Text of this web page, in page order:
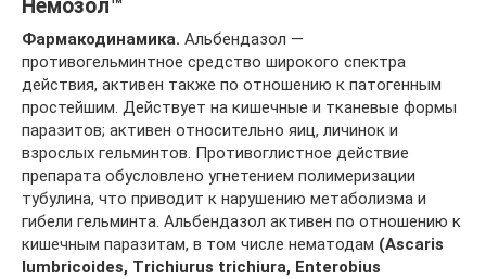
Немозол™
Фармакодинамика. Альбендазол —
противогельминтное средство широкого спектра
действия, активен также по отношению к патогенным
простейшим. Действует на кишечные и тканевые формы
паразитов; активен относительно яиц, личинок и
взрослых гельминтов. Противоглистное действие
препарата обусловлено угнетением полимеризации
тубулина, что приводит к нарушению метаболизма и
гибели гельминта. Альбендазол активен по отношению к
кишечным паразитам, в том числе нематодам (Ascaris
lumbricoides, Triсhiurus triсhiura, Enterobius